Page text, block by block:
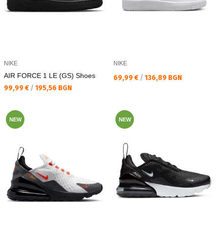
NIKE
AIR FORCE 1 LE (GS) Shoes
Текуща цена:
99,99 € / 195,56 BGN
NIKE
Текуща цена:
69,99 € / 136,89 BGN
NEW NEW